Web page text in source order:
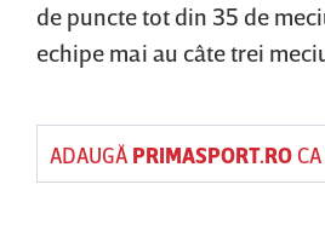
de puncte tot din 35 de
echipe mai au câte trei
ADAUGĂ PRIMASPORT.RO